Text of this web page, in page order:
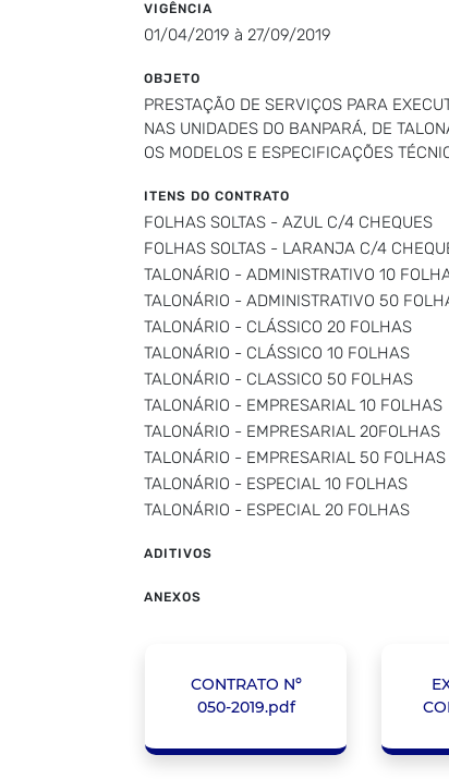
VIGÊNCIA
01/04/2019 à 27/09/2019
OBJETO
PRESTAÇÃO DE SERVIÇOS PARA
NAS UNIDADES DO BANPARÁ, DE
OS MODELOS E ESPECIFICAÇÕES
ITENS DO CONTRATO
FOLHAS SOLTAS - AZUL C/4 CHEQUES
FOLHAS SOLTAS - LARANJA C/4
TALONÁRIO - ADMINISTRATIVO 10
TALONÁRIO - ADMINISTRATIVO 50
TALONÁRIO - CLÁSSICO 20 FOLHAS
TALONÁRIO - CLÁSSICO 10 FOLHAS
TALONÁRIO - CLASSICO 50 FOLHAS
TALONÁRIO - EMPRESARIAL 10 FOLHAS
TALONÁRIO - EMPRESARIAL 20FOLHAS
TALONÁRIO - EMPRESARIAL 50 FOLHAS
TALONÁRIO - ESPECIAL 10 FOLHAS
TALONÁRIO - ESPECIAL 20 FOLHAS
ADITIVOS
ANEXOS
CONTRATO Nº
050-2019.pdf